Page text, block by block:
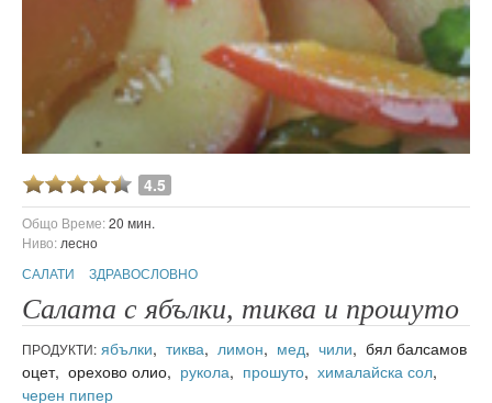
4.5
Общо Време:20 мин.
Ниво: лесно
САЛАТИ
ЗДРАВОСЛОВНО
Салата с ябълки, тиква и прошуто
ПРОДУКТИ: ябълки, тиква, лимон, мед, чили, бял балсамов
оцет, орехово олио, рукола, прошуто, хималайска сол,
черен пипер